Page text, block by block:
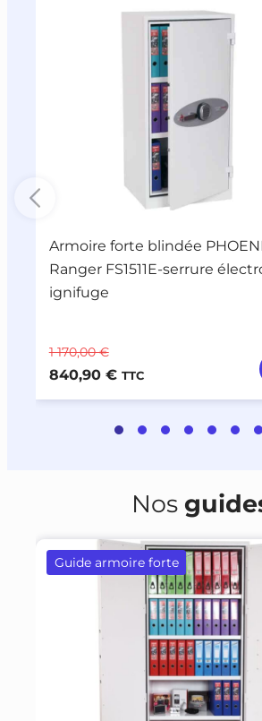
Armoire forte blindée
Ranger FS1511E-serrure
ignifuge
1 170,00 €
840,90 € TTC
Nos
Guide armoire forte